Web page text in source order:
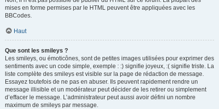
mises en forme permises par le HTML peuvent être appliquées avec les
BBCodes.
Haut
Que sont les smileys ?
Les smileys, ou émoticônes, sont de petites images utilisées pour exprimer des
sentiments avec un code simple, exemple : :) signifie joyeux, :( signifie triste. La
liste complète des smileys est visible sur la page de rédaction de message.
Essayez toutefois de ne pas en abuser. Ils peuvent rapidement rendre un
message illisible et un modérateur peut décider de les retirer ou simplement
d’effacer le message. L’administrateur peut aussi avoir défini un nombre
maximum de smileys par message.